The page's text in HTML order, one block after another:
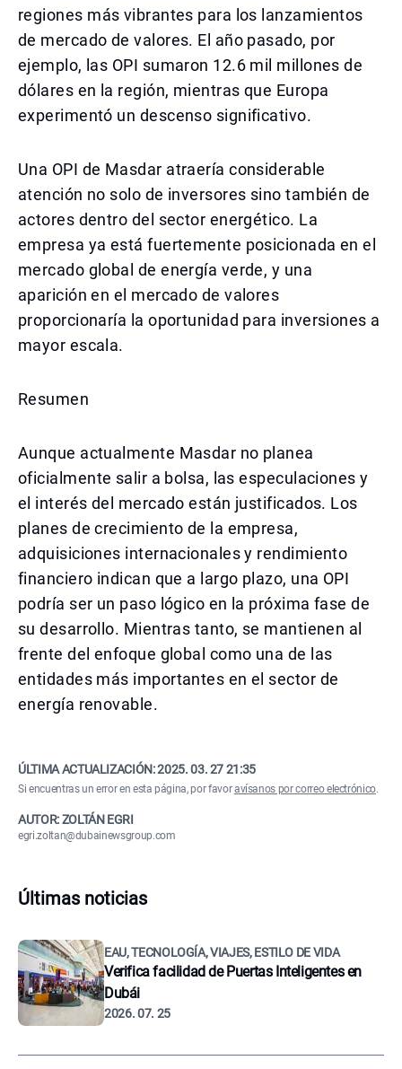
regiones más vibrantes para los lanzamientos
de mercado de valores. El año pasado, por
ejemplo, las OPI sumaron 12.6 mil millones de
dólares en la región, mientras que Europa
experimentó un descenso significativo.
Una OPI de Masdar atraería considerable
atención no solo de inversores sino también de
actores dentro del sector energético. La
empresa ya está fuertemente posicionada en el
mercado global de energía verde, y una
aparición en el mercado de valores
proporcionaría la oportunidad para inversiones a
mayor escala.
Resumen
Aunque actualmente Masdar no planea
oficialmente salir a bolsa, las especulaciones y
el interés del mercado están justificados. Los
planes de crecimiento de la empresa,
adquisiciones internacionales y rendimiento
financiero indican que a largo plazo, una OPI
podría ser un paso lógico en la próxima fase de
su desarrollo. Mientras tanto, se mantienen al
frente del enfoque global como una de las
entidades más importantes en el sector de
energía renovable.
ÚLTIMA ACTUALIZACIÓN:2025. 03. 27 21:35
Si encuentras un error en esta página, por favoravísanos por correo electrónico.
AUTOR: ZOLTÁN EGRI
egri.zoltan@dubainewsgroup.com
Últimas noticias
EAU, TECNOLOGÍA, VIAJES, ESTILO DE VIDA
Verifica facilidad de Puertas Inteligentes en
Dubái
2026. 07. 25